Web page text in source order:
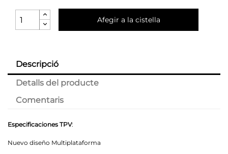
Afegir a la cistella
Descripció
Detalls del producte
Comentaris
Especificaciones TPV:
Nuevo diseño Multiplataforma